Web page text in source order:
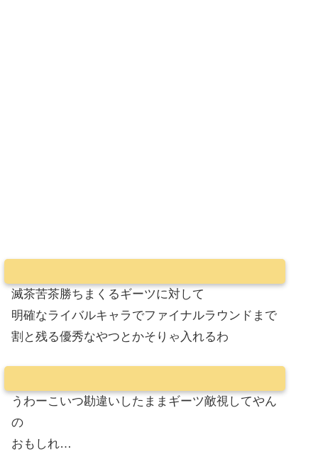
滅茶苦茶勝ちまくるギーツに対して
明確なライバルキャラでファイナルラウンドまで
割と残る優秀なやつとかそりゃ入れるわ
うわーこいつ勘違いしたままギーツ敵視してやん
の
おもしれ…